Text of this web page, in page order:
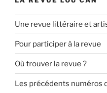
Une revue littéraire et
Pour participer à la revue
Où trouver la revue ?
Les précédents numéros